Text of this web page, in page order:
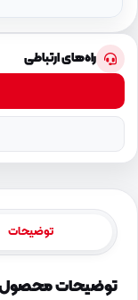
راه‌های ارتباطی
توضیحات
توضیحات